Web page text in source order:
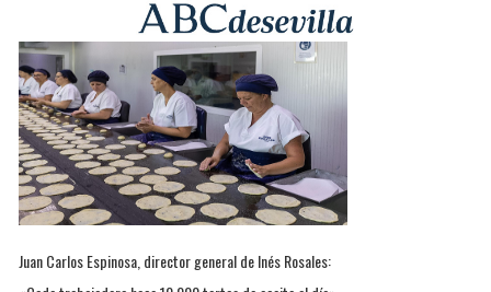
Juan Carlos Espinosa, director general de Inés Rosales: